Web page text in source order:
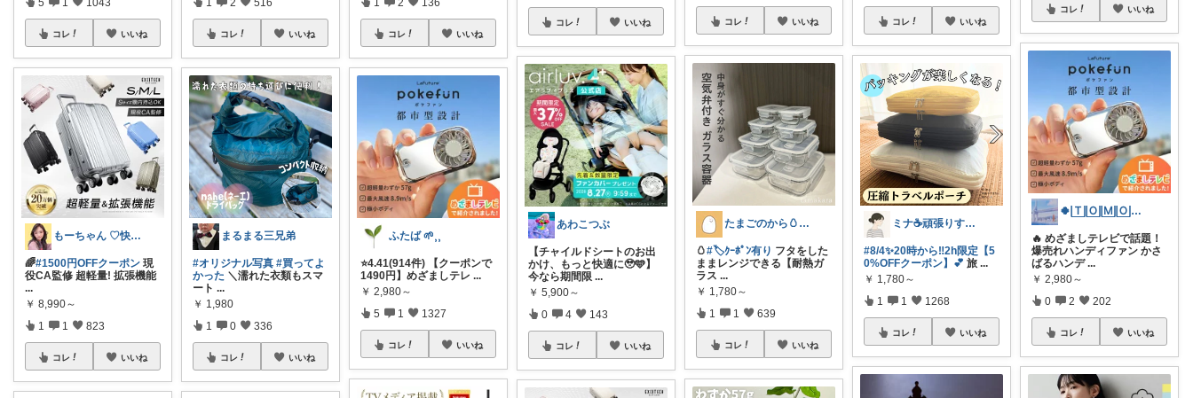
コレ いいね
もーちゃん ♡快適生活~旅行大好き🌈✨
🌈#1500円OFFクーポン 現
役CA監修 超軽量! 拡張機能
...
￥ 8,990～
1 1 823
コレ いいね
コレ いいね
まるまる三兄弟
#オリジナル写真 #買ってよ
かった ＼濡れた衣類もスマ
ート ...
￥ 1,980
1 0 336
コレ いいね
コレ いいね
ふたば 🌱⸒⸒
⭐️4.41(914件) 【クーポンで
1490円】めざましテレ ...
￥ 2,980～
5 1 1327
コレ いいね
コレ いいね
あわこつぶ
【チャイルドシートのお出
かけ、もっと快適に🥹🩵】
今なら期間限 ...
￥ 5,900～
0 4 143
コレ いいね
コレ いいね
たまごのから🥚ラクに暮らす┊︎育児
🥚#🏷️ｸｰﾎﾟﾝ有り フタをした
ままレンジできる【耐熱ガ
ラス ...
￥ 1,780～
1 1 639
コレ いいね
コレ いいね
ミナ☕️頑張りすぎない暮らし🏠
#8/4✨20時から‼️2h限定【5
0%OFFクーポン】💕 旅 ...
￥ 1,780～
1 1 1268
コレ いいね
コレ いいね
🍀🅃🄾🄼🄾🍀感謝感謝🤗
🔥 めざましテレビで話題！
爆売れハンディファン かさ
ばるハンデ ...
￥ 2,980～
0 2 202
コレ いいね